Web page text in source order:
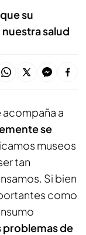
su
salud
acompaña a
se
museos
tan
Si bien
como
problemas de